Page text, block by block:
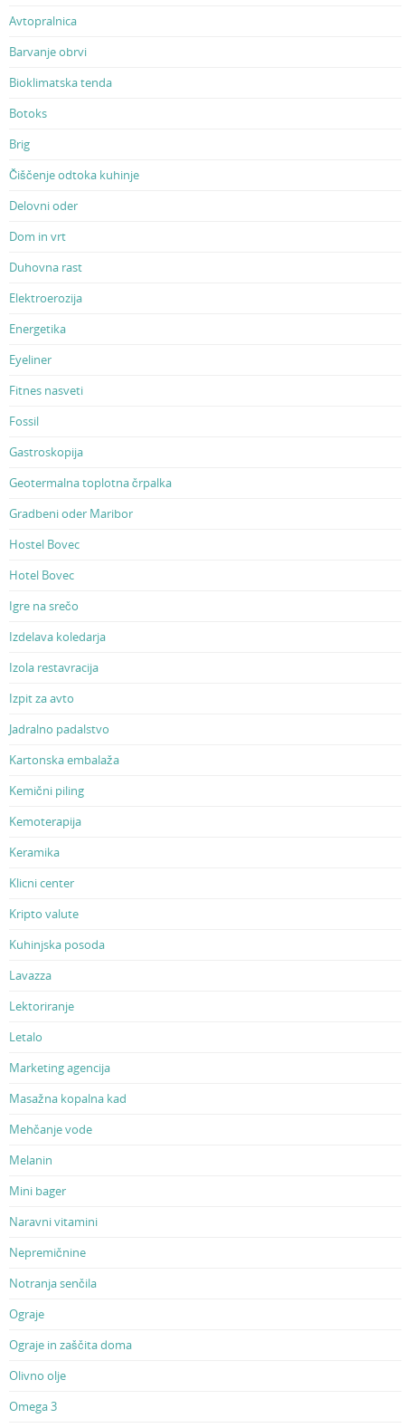
Avtopralnica
Barvanje obrvi
Bioklimatska tenda
Botoks
Brig
Čiščenje odtoka kuhinje
Delovni oder
Dom in vrt
Duhovna rast
Elektroerozija
Energetika
Eyeliner
Fitnes nasveti
Fossil
Gastroskopija
Geotermalna toplotna črpalka
Gradbeni oder Maribor
Hostel Bovec
Hotel Bovec
Igre na srečo
Izdelava koledarja
Izola restavracija
Izpit za avto
Jadralno padalstvo
Kartonska embalaža
Kemični piling
Kemoterapija
Keramika
Klicni center
Kripto valute
Kuhinjska posoda
Lavazza
Lektoriranje
Letalo
Marketing agencija
Masažna kopalna kad
Mehčanje vode
Melanin
Mini bager
Naravni vitamini
Nepremičnine
Notranja senčila
Ograje
Ograje in zaščita doma
Olivno olje
Omega 3